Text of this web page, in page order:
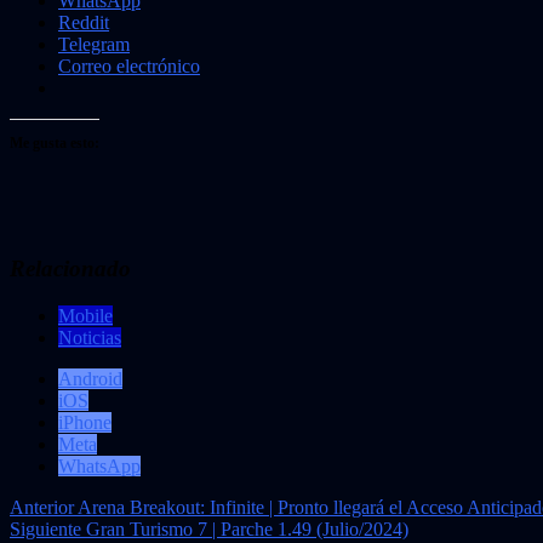
Reddit
Telegram
Correo electrónico
Mobile
Noticias
Android
iOS
iPhone
Meta
WhatsApp
Navegación
AnteriorArena Breakout: Infinite | Pronto llegará el Acceso
Siguiente Gran Turismo 7 | Parche 1.49 (Julio/2024)